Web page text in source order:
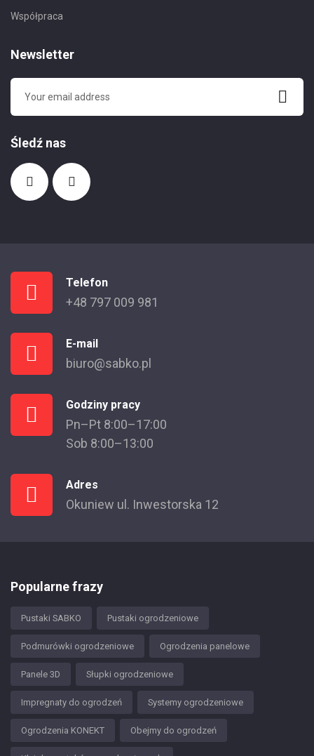
Współpraca
Newsletter
Śledź nas
Telefon
+48 797 009 981
E-mail
biuro@sabko.pl
Godziny pracy
Pn–Pt 8:00–17:00
Sob 8:00–13:00
Adres
Okuniew ul. Inwestorska 12
Popularne frazy
Pustaki SABKO Pustaki ogrodzeniowe
Podmurówki ogrodzeniowe Ogrodzenia panelowe
Panele 3D Słupki ogrodzeniowe
Impregnaty do ogrodzeń Systemy ogrodzeniowe
Ogrodzenia KONEKT Obejmy do ogrodzeń